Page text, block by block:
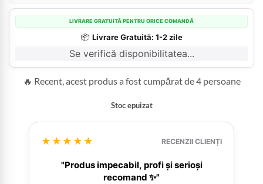
LIVRARE GRATUITĂ PENTRU ORICE COMANDĂ
📦 Livrare Gratuită: 1-2 zile
Se verifică disponibilitatea...
🔥 Recent, acest produs a fost cumpărat de 4 persoane
Stoc epuizat
★★★★★ RECENZII CLIENȚI
"Produs impecabil, profi și serioși
recomand ✨"